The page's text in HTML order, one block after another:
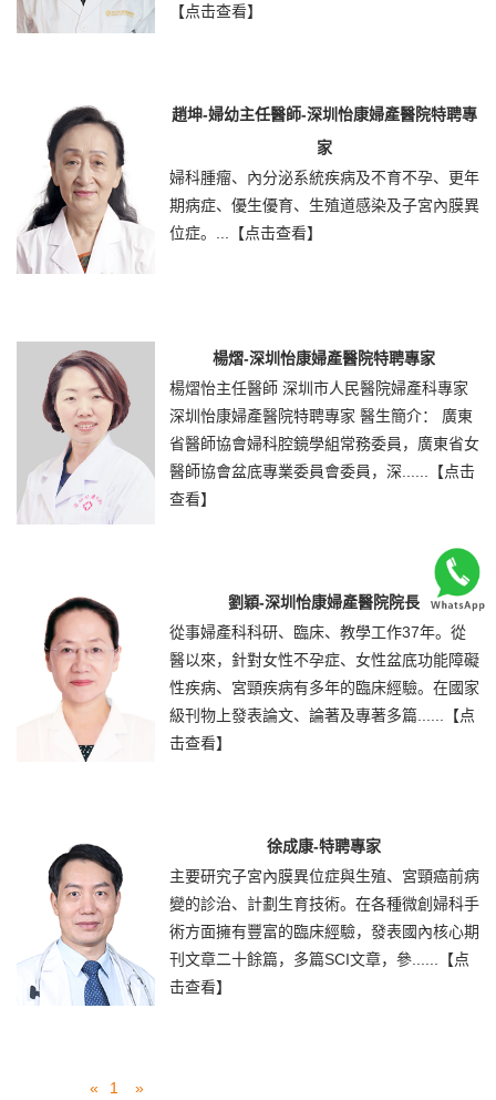
【点击查看】
趙坤-婦幼主任醫師-深圳怡康婦產醫院特聘專
家
婦科腫瘤、內分泌系統疾病及不育不孕、更年
期病症、優生優育、生殖道感染及子宮內膜異
位症。...
【点击查看】
楊熠-深圳怡康婦產醫院特聘專家
楊熠怡主任醫師 深圳市人民醫院婦產科專家
深圳怡康婦產醫院特聘專家 醫生簡介： 廣東
省醫師協會婦科腔鏡學組常務委員，廣東省女
醫師協會盆底專業委員會委員，深......
【点击
查看】
劉穎-深圳怡康婦產醫院院長
從事婦產科科研、臨床、教學工作37年。從
醫以來，針對女性不孕症、女性盆底功能障礙
性疾病、宮頸疾病有多年的臨床經驗。在國家
級刊物上發表論文、論著及專著多篇......
【点
击查看】
徐成康-特聘專家
主要研究子宮內膜異位症與生殖、宮頸癌前病
變的診治、計劃生育技術。在各種微創婦科手
術方面擁有豐富的臨床經驗，發表國內核心期
刊文章二十餘篇，多篇SCI文章，參......
【点
击查看】
« 1 »